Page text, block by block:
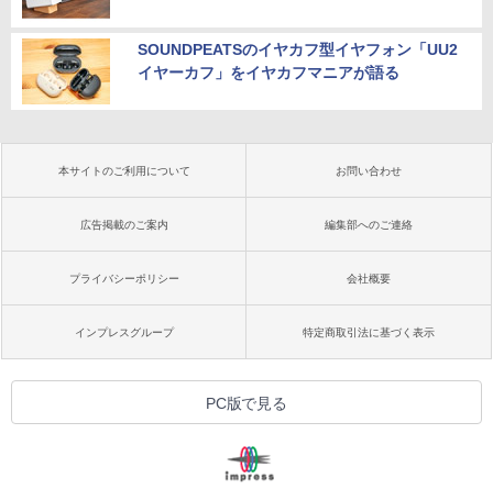
SOUNDPEATSのイヤカフ型イヤフォン「UU2
イヤーカフ」をイヤカフマニアが語る
本サイトのご利用について お問い合わせ
広告掲載のご案内 編集部へのご連絡
プライバシーポリシー 会社概要
インプレスグループ 特定商取引法に基づく表示
PC版で見る